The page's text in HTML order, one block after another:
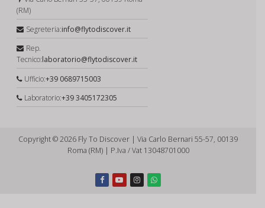
(RM)
Segreteria:info@flytodiscover.it
Rep.
Tecnico:laboratorio@flytodiscover.it
Ufficio:+39 0689715003
Laboratorio:+39 3405172305
Copyright © 2026 Fly To Discover | Via Carlo Bernari 55-57, 00139
Roma (RM) | P.Iva / Vat 13048701000